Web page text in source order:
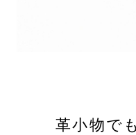
革小物で